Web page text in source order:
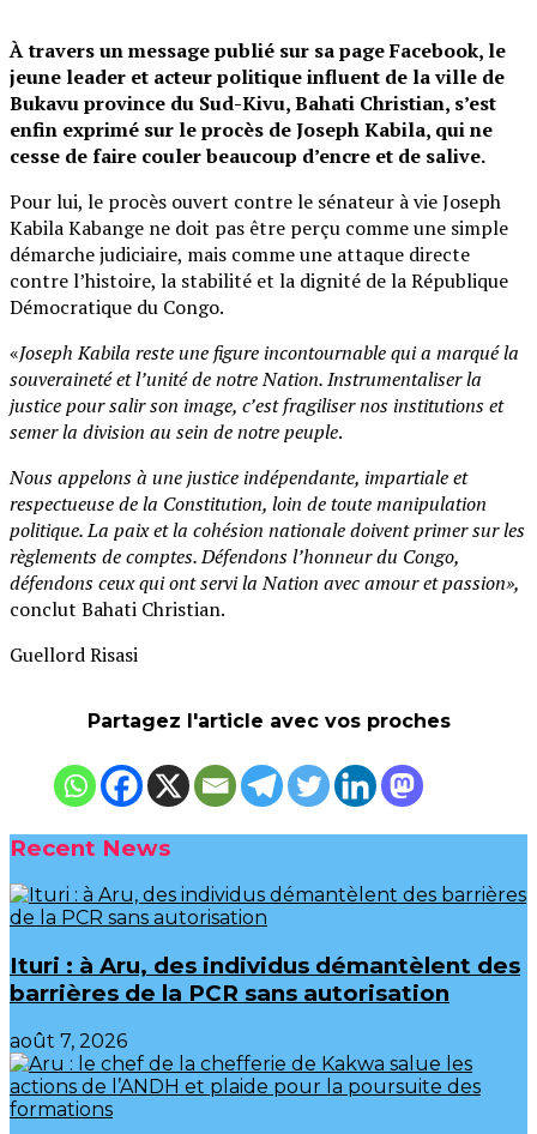
À travers un message publié sur sa page Facebook, le
jeune leader et acteur politique influent de la ville de
Bukavu province du Sud-Kivu, Bahati Christian, s’est
enfin exprimé sur le procès de Joseph Kabila, qui ne
cesse de faire couler beaucoup d’encre et de salive.
Pour lui, le procès ouvert contre le sénateur à vie Joseph
Kabila Kabange ne doit pas être perçu comme une simple
démarche judiciaire, mais comme une attaque directe
contre l’histoire, la stabilité et la dignité de la République
Démocratique du Congo.
«Joseph Kabila reste une figure incontournable qui a marqué la
souveraineté et l’unité de notre Nation. Instrumentaliser la
justice pour salir son image, c’est fragiliser nos institutions et
semer la division au sein de notre peuple.
Nous appelons à une justice indépendante, impartiale et
respectueuse de la Constitution, loin de toute manipulation
politique. La paix et la cohésion nationale doivent primer sur les
règlements de comptes. Défendons l’honneur du Congo,
défendons ceux qui ont servi la Nation avec amour et passion»,
conclut Bahati Christian.
Guellord Risasi
Partagez l'article avec vos proches
Recent News
Ituri : à Aru, des individus démantèlent des
barrières de la PCR sans autorisation
août 7, 2026